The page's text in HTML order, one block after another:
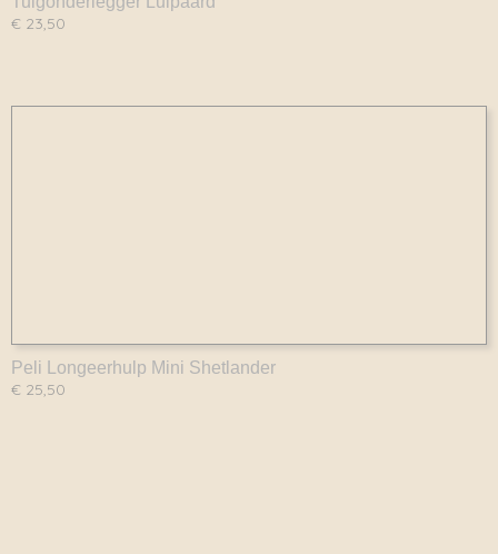
€ 23,50
Peli Longeerhulp Mini Shetlander
€ 25,50